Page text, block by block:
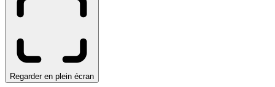
Regarder en plein écran